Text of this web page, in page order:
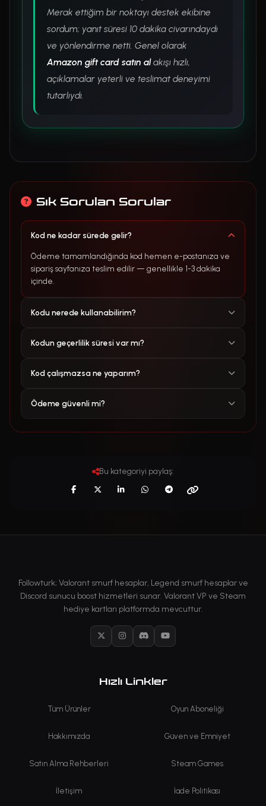
Merak ettiğim bir noktayı destek ekibine
sordum; yanıt süresi 10 dakika civarındaydı
ve yönlendirme netti. Genel olarak
Amazon gift card satın alakışı hızlı,
açıklamalar yeterli ve teslimat deneyimi
tutarlıydı.
Sık Sorulan Sorular
Kod ne kadar sürede gelir?
Ödeme tamamlandığında kod hemen e-postanıza ve
sipariş sayfanıza teslim edilir — genellikle 1-3 dakika
içinde.
Kodu nerede kullanabilirim?
Kodun geçerlilik süresi var mı?
Kod çalışmazsa ne yaparım?
Ödeme güvenli mi?
Bu kategoriyi paylaş:
Followturk; Valorant smurf hesaplar, Legend smurf hesaplar ve
Discord sunucu boost hizmetleri sunar. Valorant VP ve Steam
hediye kartları platformda mevcuttur.
X InstagramDiscordYouTube
Hızlı Linkler
Tüm Ürünler Oyun Aboneliği
Hakkımızda Güven ve Emniyet
Satın Alma Rehberleri Steam Games
İletişim İade Politikası